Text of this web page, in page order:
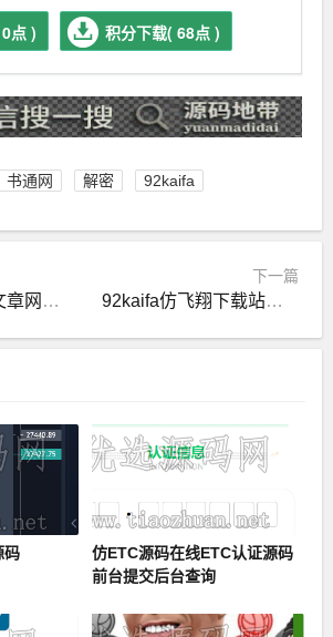
点 ) 积分下载( 68点 )
书通网 解密 92kaifa
92kaifa仿牛BB文章网源码解密版
下一篇
92kaifa仿飞翔下载站源码解密版
码
仿ETC源码在线ETC认证源码
前台提交后台查询